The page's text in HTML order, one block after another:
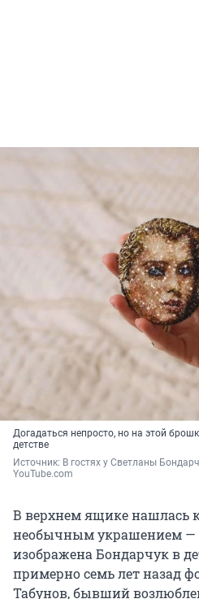
Догадаться непросто, но на этой
детстве
Источник: В гостях у Светланы
YouTube.com
В верхнем ящике нашлась
необычным украшением —
изображена Бондарчук в
примерно семь лет назад
Табунов, бывший